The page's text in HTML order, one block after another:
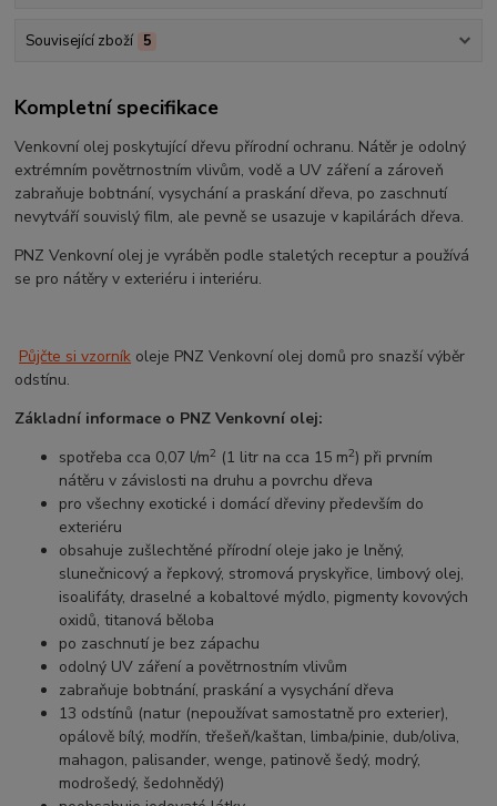
Související zboží 5
Kompletní specifikace
Venkovní olej poskytující dřevu přírodní ochranu. Nátěr je odolný
extrémním povětrnostním vlivům, vodě a UV záření a zároveň
zabraňuje bobtnání, vysychání a praskání dřeva, po zaschnutí
nevytváří souvislý film, ale pevně se usazuje v kapilárách dřeva.
PNZ Venkovní olej je vyráběn podle staletých receptur a používá
se pro nátěry v exteriéru i interiéru.
Půjčte si vzorník oleje PNZ Venkovní olej domů pro snazší výběr
odstínu.
Základní informace o PNZ Venkovní olej:
spotřeba cca 0,07 l/m2 (1 litr na cca 15 m2) při prvním
nátěru v závislosti na druhu a povrchu dřeva
pro všechny exotické i domácí dřeviny především do
exteriéru
obsahuje zušlechtěné přírodní oleje jako je lněný,
slunečnicový a řepkový, stromová pryskyřice, limbový olej,
isoalifáty, draselné a kobaltové mýdlo, pigmenty kovových
oxidů, titanová běloba
po zaschnutí je bez zápachu
odolný UV záření a povětrnostním vlivům
zabraňuje bobtnání, praskání a vysychání dřeva
13 odstínů (natur (nepoužívat samostatně pro exterier),
opálově bílý, modřín, třešeň/kaštan, limba/pinie, dub/oliva,
mahagon, palisander, wenge, patinově šedý, modrý,
modrošedý, šedohnědý)